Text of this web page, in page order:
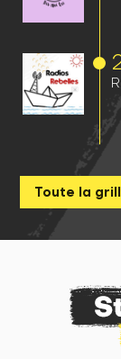
Toute la